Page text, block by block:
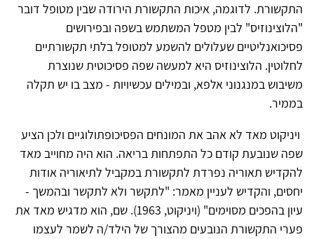
התקשורת. לדוגמה, איכות התקשורת הירודה שבין מטופל דובר
"הלוצינוזיס" לבין מטפל המשתמש בשפה ובפירושים
פסיכואנליטיים שעלולים להשמע למטופל בלתי תקשורתיים
לחלוטין. הלוצינוזיס היא למעשה שפה פסיכוטית שנוצרת
משיבוש במנגנוני אלפא, ובמילים עכשיויות - מצב בו יש תקלה
בממיר.
ויניקוט מאד לא אהב את המונחים הפסיכופתולוגיים ולכן הציע
שפה שנובעת קודם כל התפתחות בריאה. הוא היה מחוייב מאד
להקדיש תאוריה נפרדת לתקשורת במקביל לתיאוריה אודות
יחסים, והקדיש לעניין מאמר: "לתקשר ולא לתקשר ובהמשך -
עיון בהפכים מסוימים" (ויניקוט, 1963). שם, הוא מדגיש מאד את
פערי התקשורת הנובעים מהצורך של הילד/ה לשמר לעצמו